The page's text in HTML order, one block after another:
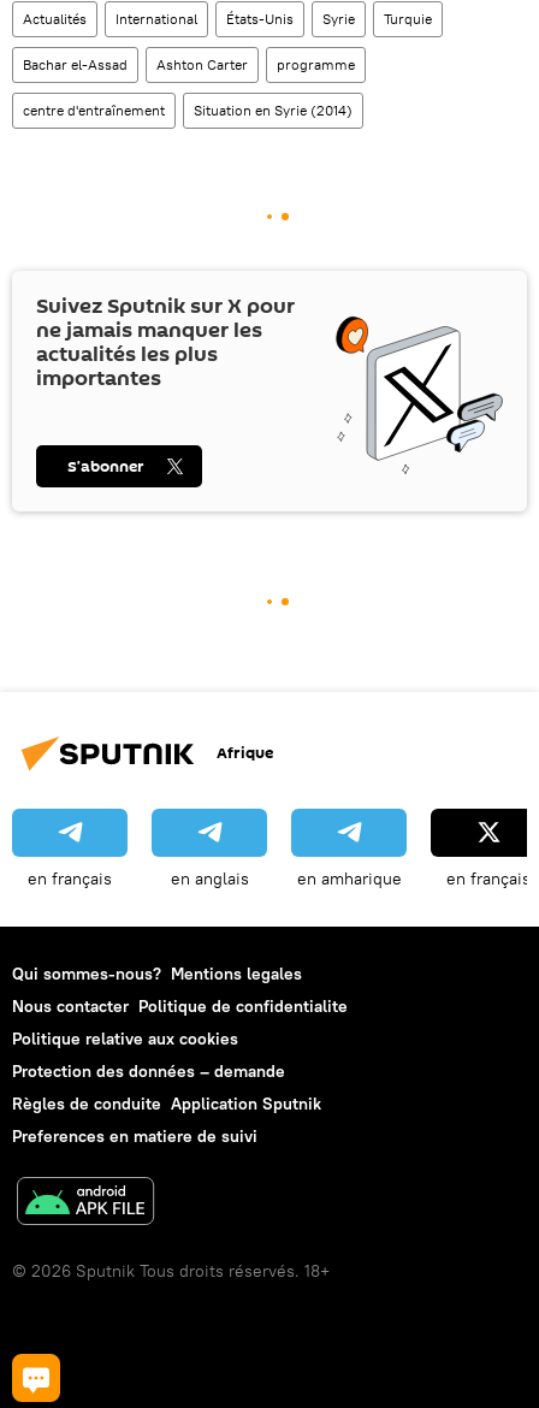
Actualités International États-Unis Syrie Turquie
Bachar el-Assad Ashton Carter programme
centre d'entraînement Situation en Syrie (2014)
Suivez Sputnik surX pour
ne jamais manquer les
actualités les plus
importantes
S’abonner
Afrique
en français en anglais en amharique en français
Qui sommes-nous? Mentions legales
Nous contacter Politique de confidentialite
Politique relative aux cookies
Protection des données – demande
Règles de conduite Application Sputnik
Preferences en matiere de suivi
© 2026 Sputnik Tous droits réservés. 18+